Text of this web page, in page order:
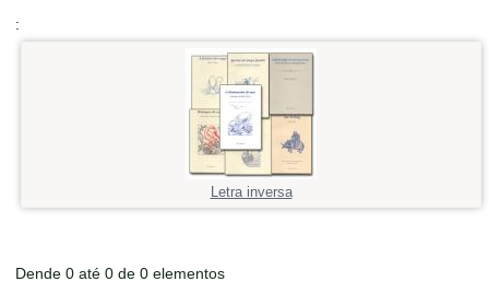
:
Letra inversa
Dende 0 até 0 de 0 elementos